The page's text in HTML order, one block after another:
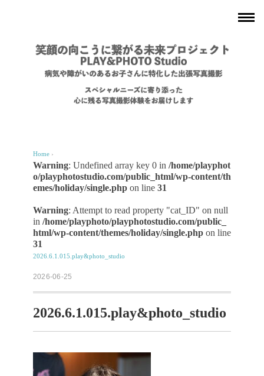
Home ›
Warning: Undefined array key 0 in /home/playphot
o/playphotostudio.com/public_html/wp-content/th
emes/holiday/single.php on line 31
Warning: Attempt to read property "cat_ID" on null
in /home/playphoto/playphotostudio.com/public_
html/wp-content/themes/holiday/single.php on line
31
2026.6.1.015.play&photo_studio
2026-06-25
2026.6.1.015.play&photo_studio